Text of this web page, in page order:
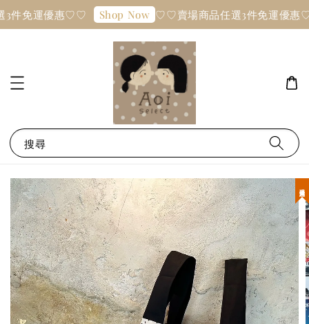
件免運優惠♡♡ Shop Now ♡♡賣場商品任選3件免運優惠
搜尋